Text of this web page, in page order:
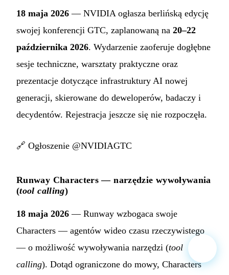
18 maja 2026 — NVIDIA ogłasza berlińską edycję
swojej konferencji GTC, zaplanowaną na 20–22
października 2026. Wydarzenie zaoferuje dogłębne
sesje techniczne, warsztaty praktyczne oraz
prezentacje dotyczące infrastruktury AI nowej
generacji, skierowane do deweloperów, badaczy i
decydentów. Rejestracja jeszcze się nie rozpoczęła.
🔗 Ogłoszenie @NVIDIAGTC
Runway Characters — narzędzie wywoływania
(tool calling)
18 maja 2026 — Runway wzbogaca swoje
Characters — agentów wideo czasu rzeczywistego
— o możliwość wywoływania narzędzi (tool
calling). Dotąd ograniczone do mowy, Characters